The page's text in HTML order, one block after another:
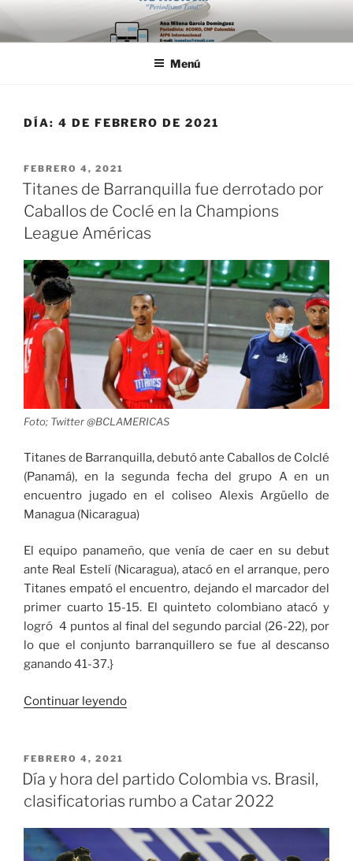
Saltar
al
contenido
Menú
DÍA: 4 DE FEBRERO DE 2021
PUBLICADO
EL
FEBRERO 4, 2021
Titanes de Barranquilla fue derrotado por
Caballos de Coclé en la Champions
League Américas
Foto; Twitter @BCLAMERICAS
Titanes de Barranquilla, debutó ante Caballos de Colclé
(Panamá), en la segunda fecha del grupo A en un
encuentro jugado en el coliseo Alexis Argüello de
Managua (Nicaragua)
El equipo panameño, que venía de caer en su debut
ante Real Estelí (Nicaragua), atacó en el arranque, pero
Titanes empató el encuentro, dejando el marcador del
primer cuarto 15-15. El quinteto colombiano atacó y
logró 4 puntos al final del segundo parcial (26-22), por
lo que el conjunto barranquillero se fue al descanso
ganando 41-37.}
Continuar leyendo«Titanes
derrotado
por
de
Coclé
PUBLICADO
EL
FEBRERO 4, 2021
Día y hora del partido Colombia vs. Brasil,
clasificatorias rumbo a Catar 2022